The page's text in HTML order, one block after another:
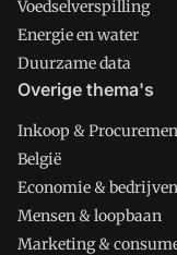
Voedselverspilling
Energie en water
Duurzame data
Overige thema's
Inkoop &
België
Economie & bedrijven
Mensen & loopbaan
Marketing &